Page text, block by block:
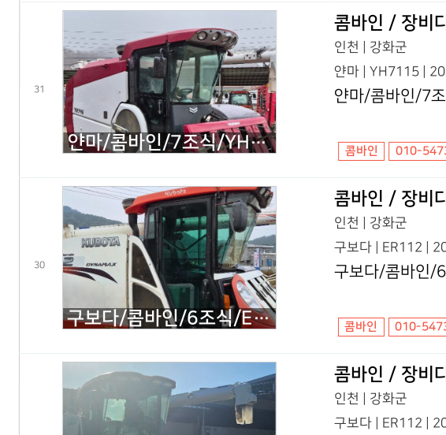
31
얀마/콤바인/7조식/YH7115/2022년식
콤바인 / 장비
인천 | 강화군
얀마 | YH7115 |
얀마/콤바인/7
콤바인 010-
30
구보다/콤바인/6조식/ER112/2014년식
콤바인 / 장비
인천 | 강화군
구보다 | ER112 |
구보다/콤바인/
콤바인 010-
콤바인 / 장비
인천 | 강화군
구보다 | ER112 |